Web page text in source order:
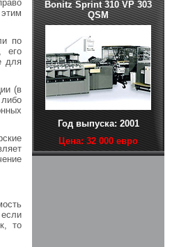
по
его
для
(в
то
Bonitz Sprint 310 VP 303
QSM
Год выпуска: 2001
Цена: 32 000 евро